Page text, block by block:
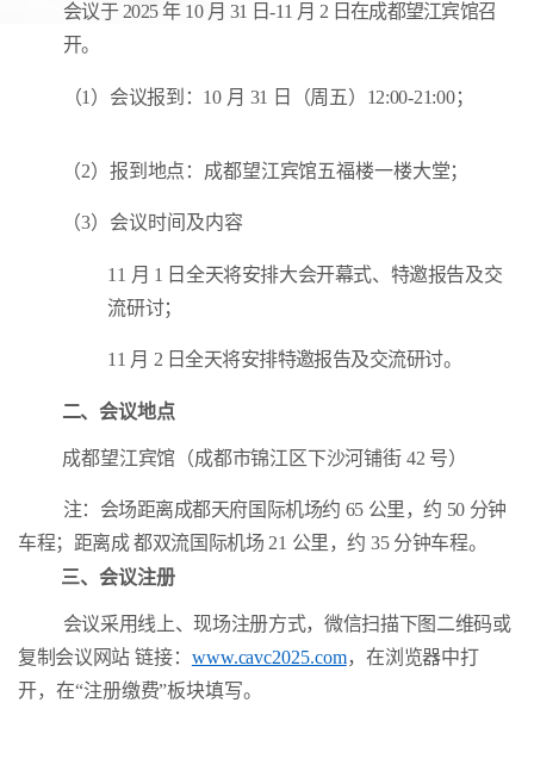
会议于 2025 年 10 月 31 日-11 月 2 日在成都望江宾馆召
开。
（1）会议报到：10 月 31 日（周五）12:00-21:00；
（2）报到地点：成都望江宾馆五福楼一楼大堂；
（3）会议时间及内容
11 月 1 日全天将安排大会开幕式、特邀报告及交
流研讨；
11 月 2 日全天将安排特邀报告及交流研讨。
二、会议地点
成都望江宾馆（成都市锦江区下沙河铺街 42 号）
注：会场距离成都天府国际机场约 65 公里，约 50 分钟
车程；距离成 都双流国际机场 21 公里，约 35 分钟车程。
三、会议注册
会议采用线上、现场注册方式，微信扫描下图二维码或
复制会议网站 链接： www.cavc2025.com，在浏览器中打
开，在“注册缴费”板块填写。